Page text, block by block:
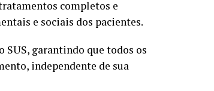
completos e
e sociais dos pacientes.
garantindo que todos os
independente de sua